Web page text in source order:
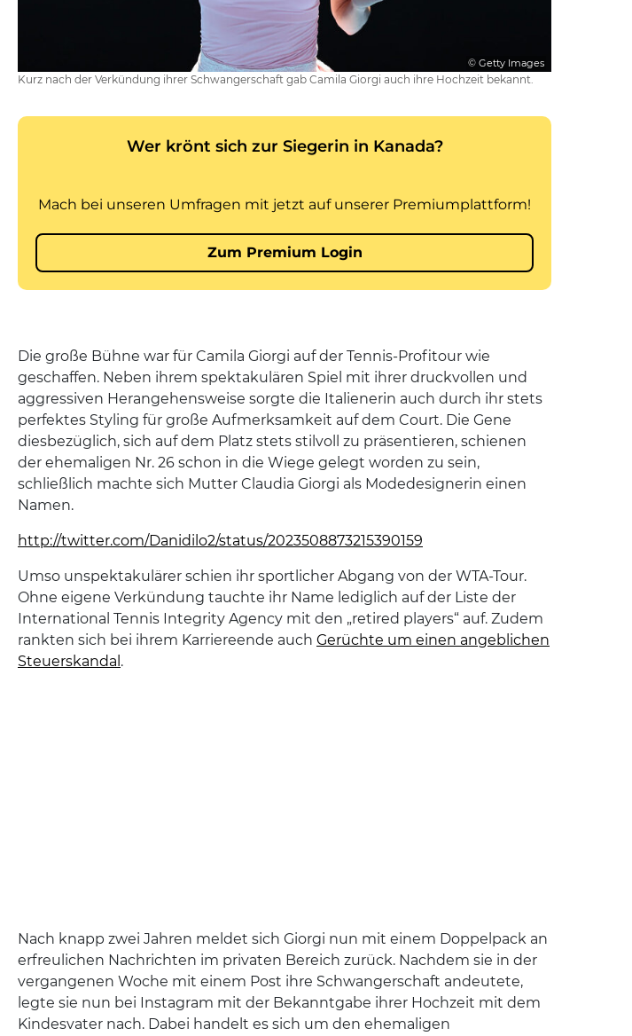
© Getty Images
Kurz nach der Verkündung ihrer Schwangerschaft gab Camila Giorgi auch ihre Hochzeit bekannt.
Die große Bühne war für Camila Giorgi auf der Tennis-Profitour wie
geschaffen. Neben ihrem spektakulären Spiel mit ihrer druckvollen und
aggressiven Herangehensweise sorgte die Italienerin auch durch ihr stets
perfektes Styling für große Aufmerksamkeit auf dem Court. Die Gene
diesbezüglich, sich auf dem Platz stets stilvoll zu präsentieren, schienen
der ehemaligen Nr. 26 schon in die Wiege gelegt worden zu sein,
schließlich machte sich Mutter Claudia Giorgi als Modedesignerin einen
Namen.
http://twitter.com/Danidilo2/status/2023508873215390159
Umso unspektakulärer schien ihr sportlicher Abgang von der WTA-Tour.
Ohne eigene Verkündung tauchte ihr Name lediglich auf der Liste der
International Tennis Integrity Agency mit den „retired players“ auf. Zudem
rankten sich bei ihrem Karriereende auch Gerüchte um einen angeblichen
Steuerskandal .
Nach knapp zwei Jahren meldet sich Giorgi nun mit einem Doppelpack an
erfreulichen Nachrichten im privaten Bereich zurück. Nachdem sie in der
vergangenen Woche mit einem Post ihre Schwangerschaft andeutete,
legte sie nun bei Instagram mit der Bekanntgabe ihrer Hochzeit mit dem
Kindesvater nach. Dabei handelt es sich um den ehemaligen